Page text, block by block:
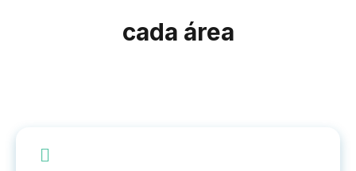
cada área